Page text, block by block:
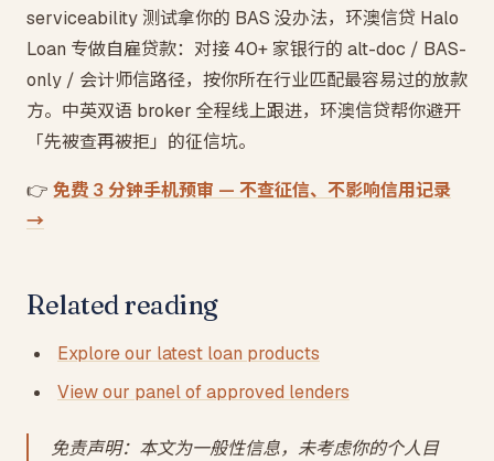
serviceability 测试拿你的 BAS 没办法，环澳信贷 Halo
Loan 专做自雇贷款：对接 40+ 家银行的 alt-doc / BAS-
only / 会计师信路径，按你所在行业匹配最容易过的放款
方。中英双语 broker 全程线上跟进，环澳信贷帮你避开
「先被查再被拒」的征信坑。
👉 免费 3 分钟手机预审 — 不查征信、不影响信用记录
→
Related reading
Explore our latest loan products
View our panel of approved lenders
免责声明：本文为一般性信息，未考虑你的个人目